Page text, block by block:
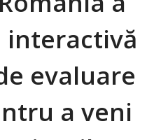
interactivă
evaluare
a veni